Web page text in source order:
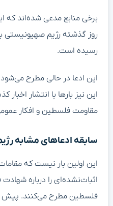
برخی منابع مدعی شده‌اند که
روز گذشته رژیم صهیونیستی
رسیده است.
این ادعا در حالی مطرح
این نیز بارها با انتشار اخبار
مقاومت فلسطین و افکار
سابقه ادعاهای مشابه
این اولین بار نیست که
اثبات‌نشده‌ای را درباره
فلسطین مطرح می‌کنند. پیش از